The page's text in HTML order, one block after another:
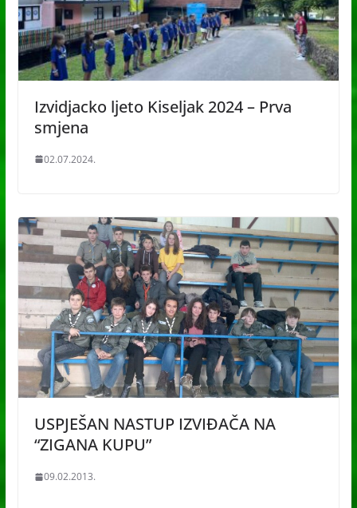
Izvidjacko ljeto Kiseljak 2024 – Prva
smjena
02.07.2024.
USPJEŠAN NASTUP IZVIĐAČA NA
“ZIGANA KUPU”
09.02.2013.